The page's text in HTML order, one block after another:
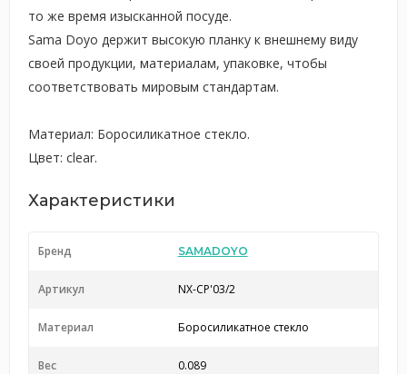
то же время изысканной посуде.
Sama Doyo держит высокую планку к внешнему виду
своей продукции, материалам, упаковке, чтобы
соответствовать мировым стандартам.
Материал: Боросиликатное стекло.
Цвет: clear.
Характеристики
Бренд SAMADOYO
Артикул NX-CP'03/2
Материал Боросиликатное стекло
Вес 0.089